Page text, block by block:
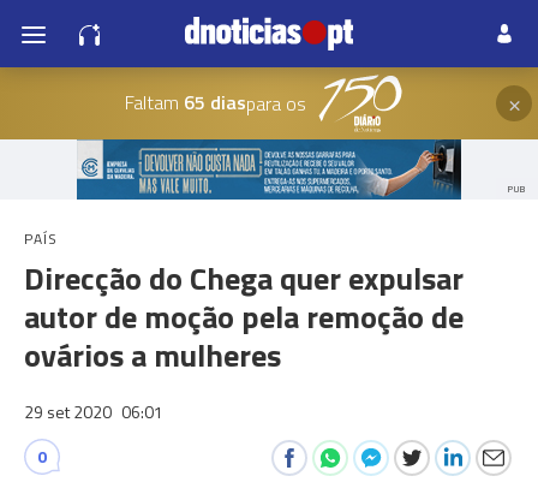
Faltam 65 diaspara os ×
PUB
PAÍS
Direcção do Chega quer expulsar
autor de moção pela remoção de
ovários a mulheres
29 set 2020 06:01
0